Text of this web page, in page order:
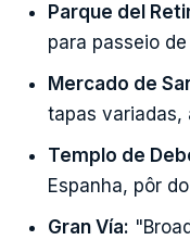
Parque del
para passeio
Mercado de
tapas variadas,
Templo de
Espanha, pôr
Gran Vía: